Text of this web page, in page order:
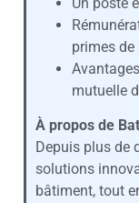
primes de
mutuelle
À propos de
Depuis plus de
solutions
bâtiment, tout